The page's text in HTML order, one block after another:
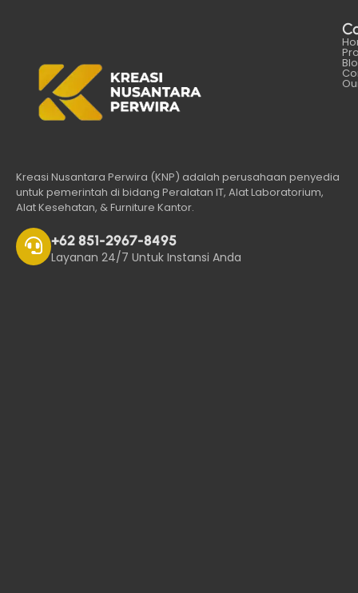
Kreasi Nusantara Perwira (KNP) adalah perusahaan penyedia
untuk pemerintah di bidang Peralatan IT, Alat Laboratorium,
Alat Kesehatan, & Furniture Kantor.
+62 851-2967-8495
Layanan 24/7 Untuk Instansi Anda